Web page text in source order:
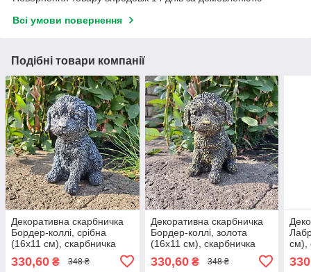
Всі умови повернення
Подібні товари компанії
Декоративна скарбничка
Бордер-коллі, срібна
(16х11 см), скарбничка
для грошей, скарбничка у
вигляді собачки
330,60 ₴ 348 ₴
Декоративна скарбничка
Бордер-коллі, золота
(16х11 см), скарбничка
для грошей, скарбничка у
вигляді собачки
330,60₴ 348 ₴
см),